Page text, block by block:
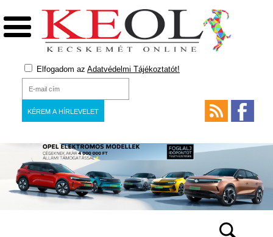
Elfogadom az Adatvédelmi Tájékoztatót!